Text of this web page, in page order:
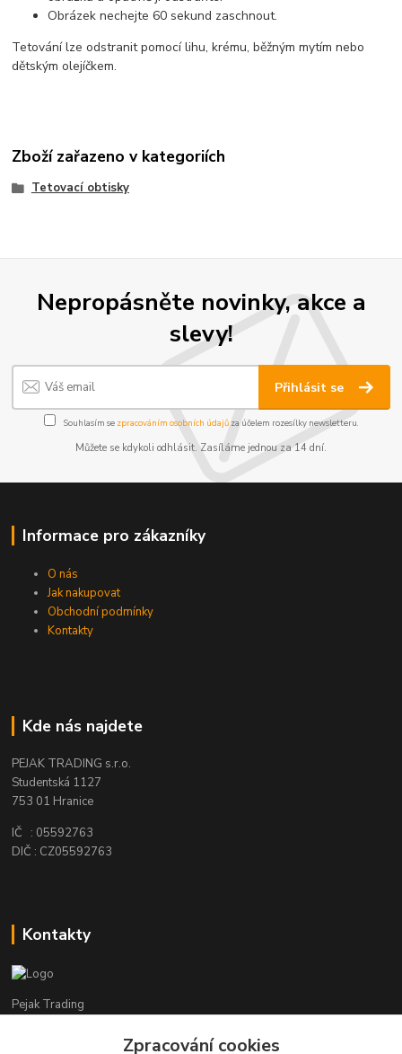
Obrázek nechejte 60 sekund zaschnout.
Tetování lze odstranit pomocí lihu, krému, běžným mytím nebo
dětským olejíčkem.
Zboží zařazeno v kategoriích
Tetovací obtisky
Nepropásněte novinky, akce a
slevy!
Přihlásit se
Souhlasím se zpracováním osobních údajůza účelem rozesílky newsletteru.
Můžete se kdykoli odhlásit. Zasíláme jednou za 14 dní.
Informace pro zákazníky
O nás
Jak nakupovat
Obchodní podmínky
Kontakty
Kde nás najdete
PEJAK TRADING s.r.o.
Studentská 1127
753 01 Hranice
IČ : 05592763
DIČ : CZ05592763
Kontakty
Pejak Trading
+ 420 724 280 132Zpracování cookies